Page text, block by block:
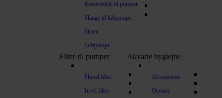
Reservedele til pumper
Slange til luftpumpe
Iltsten
Luftpumpe
Filtre til pumper
Fluval filtre
Juvel filtre
Akvarie hygiejne
Akvarietests
Opstart